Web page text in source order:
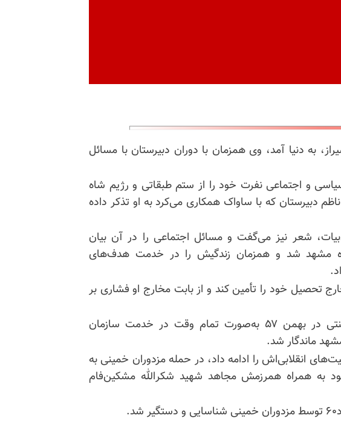
در شهر شیراز، به دنیا آمد، وی همزمان با دوران دبیرستان با مسائل
و اجتماعی نفرت خود را از ستم طبقاتی و رژیم شاه
دبیرستان که با ساواک همکاری می‌کرد به او تذکر داده
شعر نیز می‌گفت و مسائل اجتماعی را در آن بیان
وارد دانشگاه مشهد شد و همزمان زندگیش را در خدمت هدف‌های
تحصیل خود را تأمین کند و از بابت مخارج او فشاری بر
محمد حسین پس از انقلاب ضدسلطنتی در بهمن ۵۷ به‌صورت تمام وقت در خدمت سازمان
ماندگار شد.
انقلابی‌اش را ادامه داد، در حمله مزدوران خمینی به
به همراه همرزمش مجاهد شهید شکرالله مشکین‌فام